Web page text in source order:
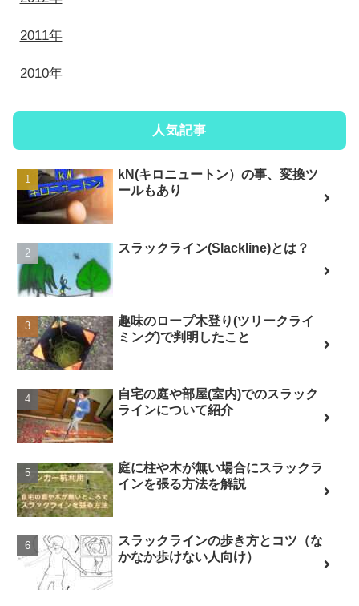
2011年
2010年
人気記事
kN(キロニュートン）の事、変換ツ
ールもあり
スラックライン(Slackline)とは？
趣味のロープ木登り(ツリークライ
ミング)で判明したこと
自宅の庭や部屋(室内)でのスラック
ラインについて紹介
庭に柱や木が無い場合にスラックラ
インを張る方法を解説
スラックラインの歩き方とコツ（な
かなか歩けない人向け）